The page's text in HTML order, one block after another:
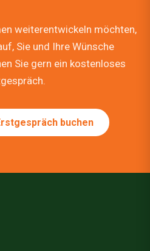
weiterentwickeln möchten,
Sie und Ihre Wünsche
Sie gern ein kostenloses
buchen